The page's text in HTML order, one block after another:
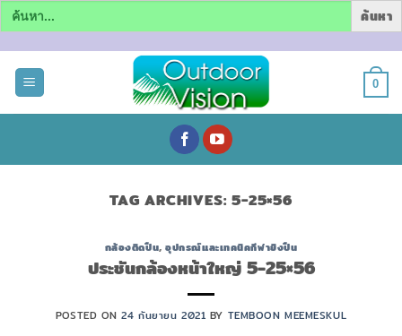
Search
for:
0
TAG ARCHIVES:5-25×56
กล้องติดปืน,อุปกรณ์และเทคนิคกีฬายิงปืน
ประชันกล้องหน้าใหญ่ 5-25×56
POSTED ON24 กันยายน 2021 BY TEMBOON MEEMESKUL